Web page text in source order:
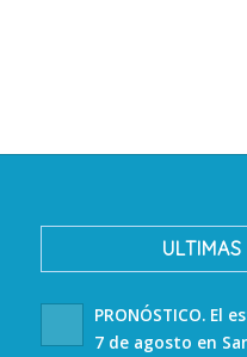
PRONÓSTICO. El
7 de agosto en